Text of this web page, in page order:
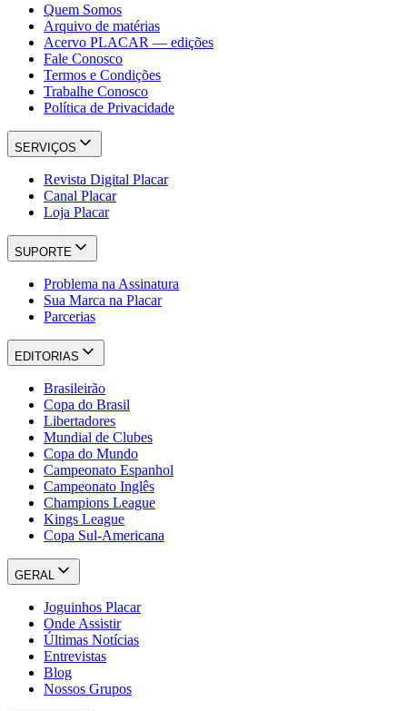
Quem Somos
Arquivo de matérias
Acervo PLACAR — edições
Fale Conosco
Termos e Condições
Trabalhe Conosco
Política de Privacidade
SERVIÇOS
Revista Digital Placar
Canal Placar
Loja Placar
SUPORTE
Problema na Assinatura
Sua Marca na Placar
Parcerias
EDITORIAS
Brasileirão
Copa do Brasil
Libertadores
Mundial de Clubes
Copa do Mundo
Campeonato Espanhol
Campeonato Inglês
Champions League
Kings League
Copa Sul-Americana
GERAL
Joguinhos Placar
Onde Assistir
Últimas Notícias
Entrevistas
Blog
Nossos Grupos